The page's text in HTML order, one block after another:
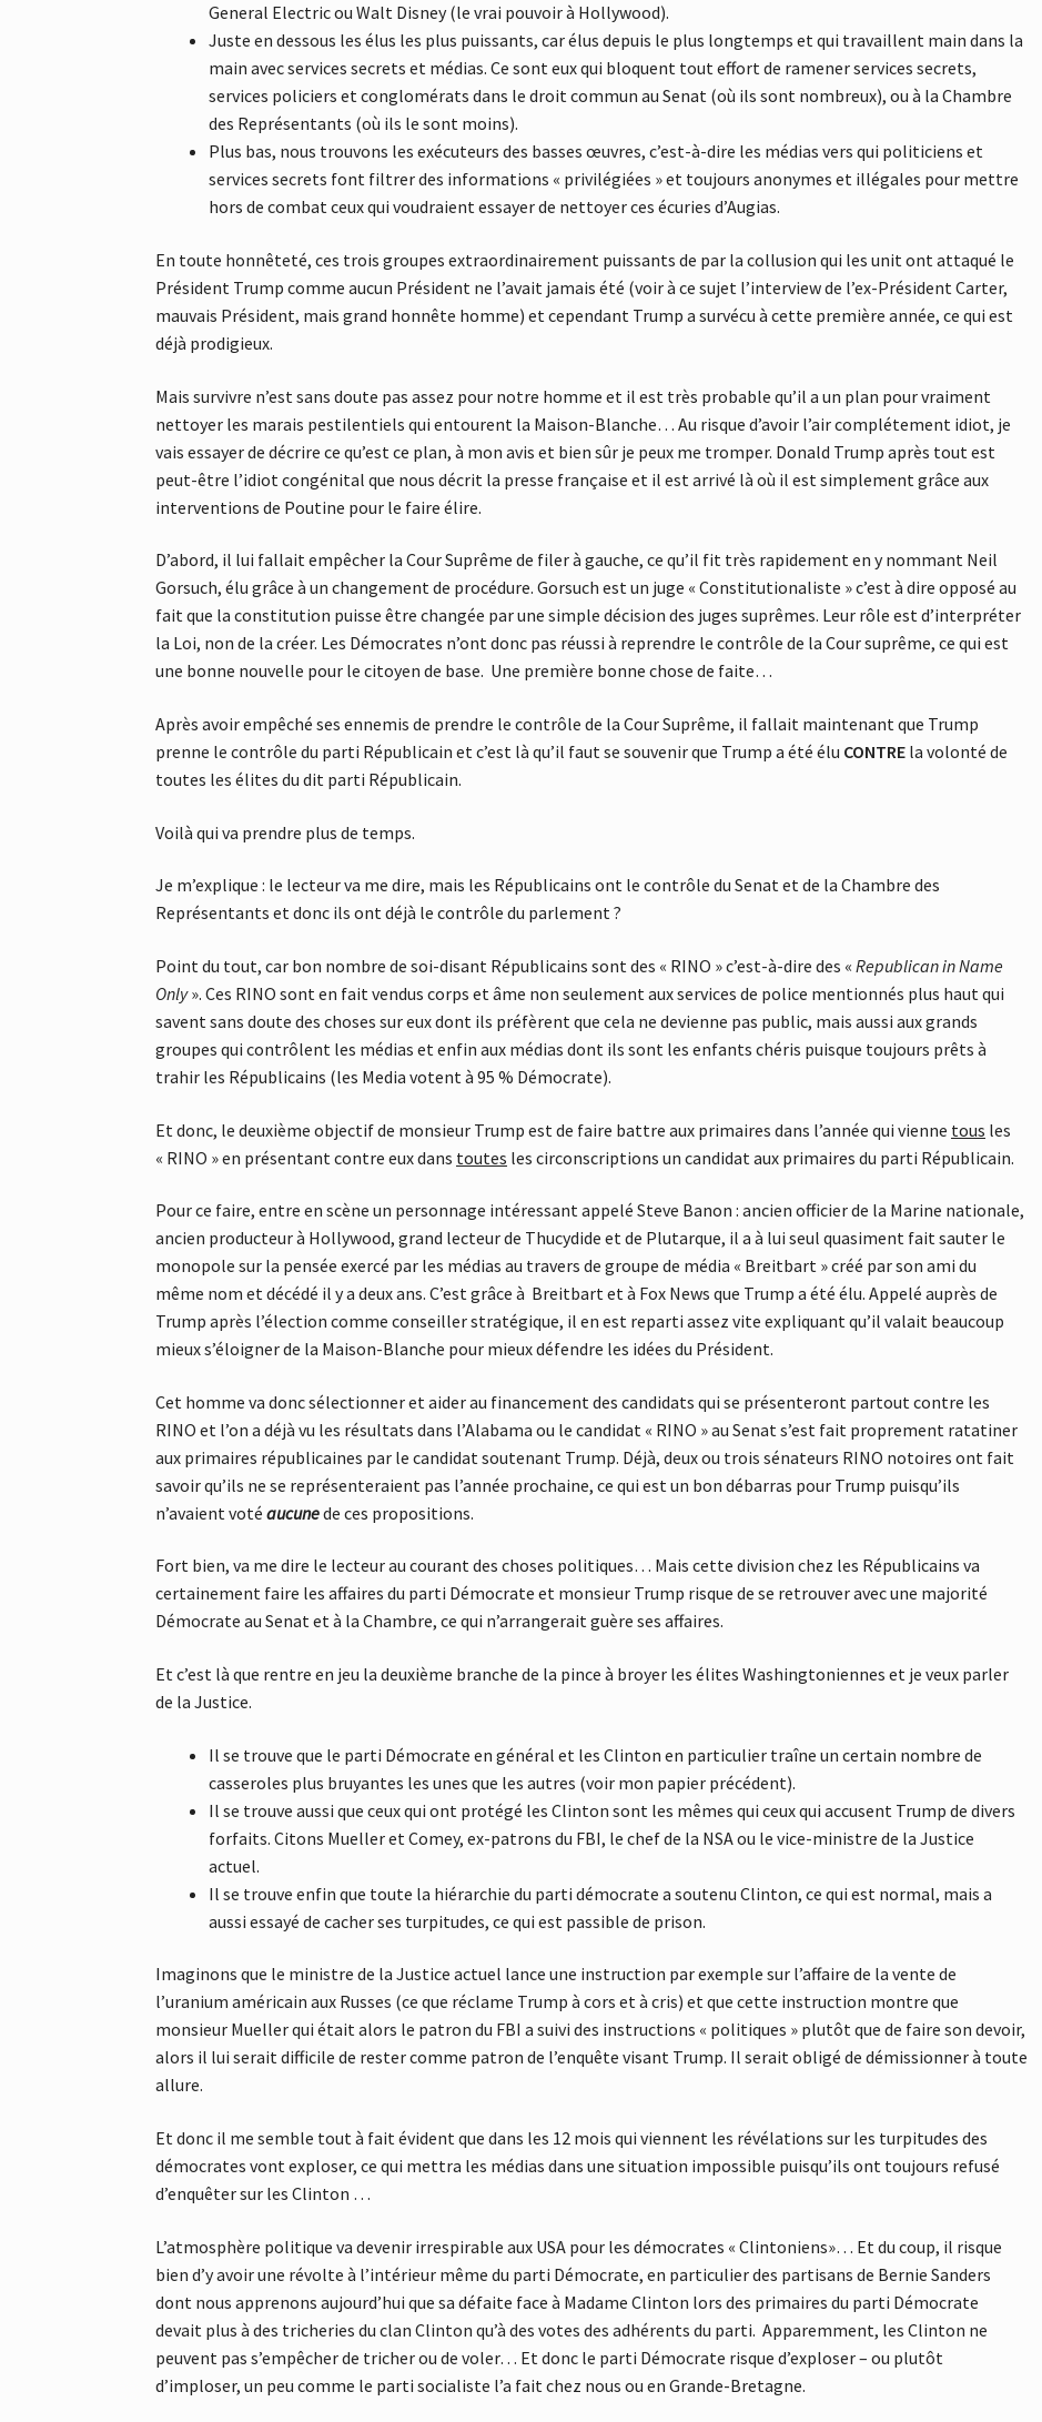
General Electric ou Walt Disney (le vrai pouvoir à Hollywood).
Juste en dessous les élus les plus puissants, car élus depuis le plus longtemps et qui travaillent main dans la
main avec services secrets et médias. Ce sont eux qui bloquent tout effort de ramener services secrets,
services policiers et conglomérats dans le droit commun au Senat (où ils sont nombreux), ou à la Chambre
des Représentants (où ils le sont moins).
Plus bas, nous trouvons les exécuteurs des basses œuvres, c’est-à-dire les médias vers qui politiciens et
services secrets font filtrer des informations « privilégiées » et toujours anonymes et illégales pour mettre
hors de combat ceux qui voudraient essayer de nettoyer ces écuries d’Augias.
En toute honnêteté, ces trois groupes extraordinairement puissants de par la collusion qui les unit ont attaqué le
Président Trump comme aucun Président ne l’avait jamais été (voir à ce sujet l’interview de l’ex-Président Carter,
mauvais Président, mais grand honnête homme) et cependant Trump a survécu à cette première année, ce qui est
déjà prodigieux.
Mais survivre n’est sans doute pas assez pour notre homme et il est très probable qu’il a un plan pour vraiment
nettoyer les marais pestilentiels qui entourent la Maison-Blanche… Au risque d’avoir l’air complétement idiot, je
vais essayer de décrire ce qu’est ce plan, à mon avis et bien sûr je peux me tromper. Donald Trump après tout est
peut-être l’idiot congénital que nous décrit la presse française et il est arrivé là où il est simplement grâce aux
interventions de Poutine pour le faire élire.
D’abord, il lui fallait empêcher la Cour Suprême de filer à gauche, ce qu’il fit très rapidement en y nommant Neil
Gorsuch, élu grâce à un changement de procédure. Gorsuch est un juge « Constitutionaliste » c’est à dire opposé au
fait que la constitution puisse être changée par une simple décision des juges suprêmes. Leur rôle est d’interpréter
la Loi, non de la créer. Les Démocrates n’ont donc pas réussi à reprendre le contrôle de la Cour suprême, ce qui est
une bonne nouvelle pour le citoyen de base. Une première bonne chose de faite…
Après avoir empêché ses ennemis de prendre le contrôle de la Cour Suprême, il fallait maintenant que Trump
prenne le contrôle du parti Républicain et c’est là qu’il faut se souvenir que Trump a été élu CONTRE la volonté de
toutes les élites du dit parti Républicain.
Voilà qui va prendre plus de temps.
Je m’explique : le lecteur va me dire, mais les Républicains ont le contrôle du Senat et de la Chambre des
Représentants et donc ils ont déjà le contrôle du parlement ?
Point du tout, car bon nombre de soi-disant Républicains sont des « RINO » c’est-à-dire des «Republican in Name
Only». Ces RINO sont en fait vendus corps et âme non seulement aux services de police mentionnés plus haut qui
savent sans doute des choses sur eux dont ils préfèrent que cela ne devienne pas public, mais aussi aux grands
groupes qui contrôlent les médias et enfin aux médias dont ils sont les enfants chéris puisque toujours prêts à
trahir les Républicains (les Media votent à 95 % Démocrate).
Et donc, le deuxième objectif de monsieur Trump est de faire battre aux primaires dans l’année qui vienne tous les
« RINO » en présentant contre eux dans toutes les circonscriptions un candidat aux primaires du parti Républicain.
Pour ce faire, entre en scène un personnage intéressant appelé Steve Banon : ancien officier de la Marine nationale,
ancien producteur à Hollywood, grand lecteur de Thucydide et de Plutarque, il a à lui seul quasiment fait sauter le
monopole sur la pensée exercé par les médias au travers de groupe de média « Breitbart » créé par son ami du
même nom et décédé il y a deux ans. C’est grâce à Breitbart et à Fox News que Trump a été élu. Appelé auprès de
Trump après l’élection comme conseiller stratégique, il en est reparti assez vite expliquant qu’il valait beaucoup
mieux s’éloigner de la Maison-Blanche pour mieux défendre les idées du Président.
Cet homme va donc sélectionner et aider au financement des candidats qui se présenteront partout contre les
RINO et l’on a déjà vu les résultats dans l’Alabama ou le candidat « RINO » au Senat s’est fait proprement ratatiner
aux primaires républicaines par le candidat soutenant Trump. Déjà, deux ou trois sénateurs RINO notoires ont fait
savoir qu’ils ne se représenteraient pas l’année prochaine, ce qui est un bon débarras pour Trump puisqu’ils
n’avaient votéaucunede ces propositions.
Fort bien, va me dire le lecteur au courant des choses politiques… Mais cette division chez les Républicains va
certainement faire les affaires du parti Démocrate et monsieur Trump risque de se retrouver avec une majorité
Démocrate au Senat et à la Chambre, ce qui n’arrangerait guère ses affaires.
Et c’est là que rentre en jeu la deuxième branche de la pince à broyer les élites Washingtoniennes et je veux parler
de la Justice.
Il se trouve que le parti Démocrate en général et les Clinton en particulier traîne un certain nombre de
casseroles plus bruyantes les unes que les autres (voir mon papier précédent).
Il se trouve aussi que ceux qui ont protégé les Clinton sont les mêmes qui ceux qui accusent Trump de divers
forfaits. Citons Mueller et Comey, ex-patrons du FBI, le chef de la NSA ou le vice-ministre de la Justice
actuel.
Il se trouve enfin que toute la hiérarchie du parti démocrate a soutenu Clinton, ce qui est normal, mais a
aussi essayé de cacher ses turpitudes, ce qui est passible de prison.
Imaginons que le ministre de la Justice actuel lance une instruction par exemple sur l’affaire de la vente de
l’uranium américain aux Russes (ce que réclame Trump à cors et à cris) et que cette instruction montre que
monsieur Mueller qui était alors le patron du FBI a suivi des instructions « politiques » plutôt que de faire son devoir,
alors il lui serait difficile de rester comme patron de l’enquête visant Trump. Il serait obligé de démissionner à toute
allure.
Et donc il me semble tout à fait évident que dans les 12 mois qui viennent les révélations sur les turpitudes des
démocrates vont exploser, ce qui mettra les médias dans une situation impossible puisqu’ils ont toujours refusé
d’enquêter sur les Clinton …
L’atmosphère politique va devenir irrespirable aux USA pour les démocrates « Clintoniens»… Et du coup, il risque
bien d’y avoir une révolte à l’intérieur même du parti Démocrate, en particulier des partisans de Bernie Sanders
dont nous apprenons aujourd’hui que sa défaite face à Madame Clinton lors des primaires du parti Démocrate
devait plus à des tricheries du clan Clinton qu’à des votes des adhérents du parti. Apparemment, les Clinton ne
peuvent pas s’empêcher de tricher ou de voler… Et donc le parti Démocrate risque d’exploser – ou plutôt
d’imploser, un peu comme le parti socialiste l’a fait chez nous ou en Grande-Bretagne.